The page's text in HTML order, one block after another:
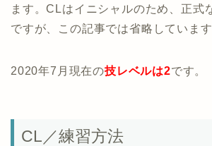
ます。CLはイニシャルのため、正式
ですが、この記事では省略しています
2020年7月現在の技レベルは2です。
CL／練習方法